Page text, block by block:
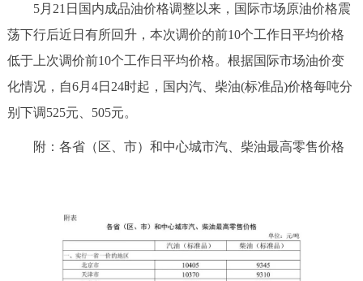
政务公开
市领导 机构职能 政策服务
政策兑现
个人服务 法人服务 部门服务
5月21日国内成品油价格调整以来，国际市场原油价格震
荡下行后近日有所回升，本次调价的前10个工作日平均价格
低于上次调价前10个工作日平均价格。根据国际市场油价变
化情况，自6月4日24时起，国内汽、柴油(标准品)价格每吨分
别下调525元、505元。
附：各省（区、市）和中心城市汽、柴油最高零售价格